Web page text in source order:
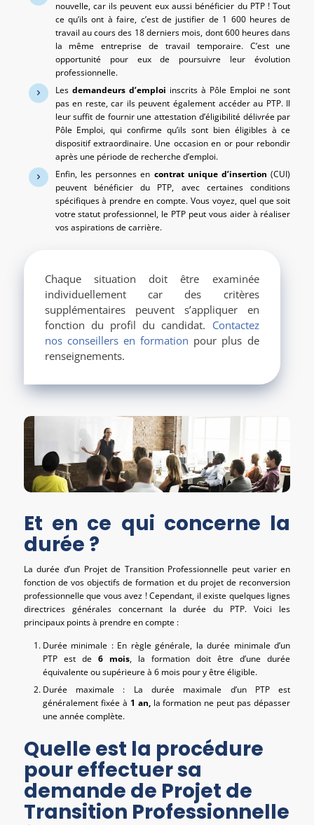
nouvelle, car ils peuvent eux aussi bénéficier du PTP ! Tout
ce qu’ils ont à faire, c’est de justifier de 1 600 heures de
travail au cours des 18 derniers mois, dont 600 heures dans
la même entreprise de travail temporaire. C’est une
opportunité pour eux de poursuivre leur évolution
professionnelle.
Lesdemandeurs d’emploi inscrits à Pôle Emploi ne sont
pas en reste, car ils peuvent également accéder au PTP. Il
leur suffit de fournir une attestation d’éligibilité délivrée par
Pôle Emploi, qui confirme qu’ils sont bien éligibles à ce
dispositif extraordinaire. Une occasion en or pour rebondir
après une période de recherche d’emploi.
Enfin, les personnes en contrat unique d’insertion (CUI)
peuvent bénéficier du PTP, avec certaines conditions
spécifiques à prendre en compte. Vous voyez, quel que soit
votre statut professionnel, le PTP peut vous aider à réaliser
vos aspirations de carrière.
Chaque situation doit être examinée
individuellement car des critères
supplémentaires peuvent s’appliquer en
fonction du profil du candidat. Contactez
nos conseillers en formation pour plus de
renseignements.
Et en ce qui concerne la
durée ?
La durée d’un Projet de Transition Professionnelle peut varier en
fonction de vos objectifs de formation et du projet de reconversion
professionnelle que vous avez ! Cependant, il existe quelques lignes
directrices générales concernant la durée du PTP. Voici les
principaux points à prendre en compte :
Durée minimale : En règle générale, la durée minimale d’un
PTP est de 6 mois, la formation doit être d’une durée
équivalente ou supérieure à 6 mois pour y être éligible.
Durée maximale : La durée maximale d’un PTP est
généralement fixée à 1 an,la formation ne peut pas dépasser
une année complète.
Quelle est la procédure
pour effectuer sa
demande de Projet de
Transition Professionnelle